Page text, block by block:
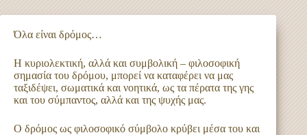
Όλα είναι δρόμος…
Η κυριολεκτική, αλλά και συμβολική – φιλοσοφική
σημασία του δρόμου, μπορεί να καταφέρει να μας
ταξιδέψει, σωματικά και νοητικά, ως τα πέρατα της γης
και του σύμπαντος, αλλά και της ψυχής μας.
Ο δρόμος ως φιλοσοφικό σύμβολο κρύβει μέσα του και